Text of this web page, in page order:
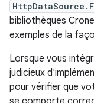
bibliothèques
exemples de la
Lorsque vous
judicieux
pour vérifier que